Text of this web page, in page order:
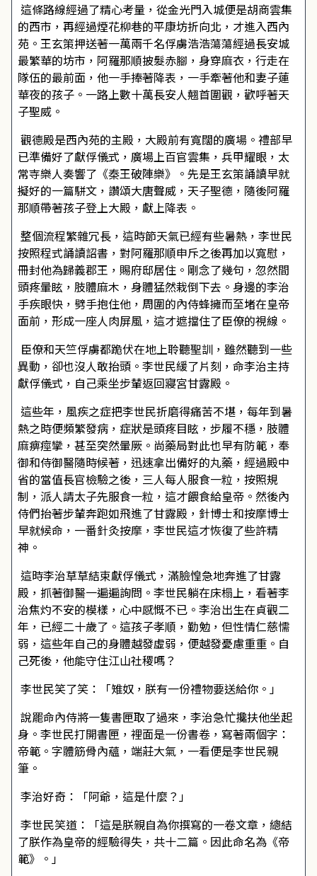
這條路線經過了精心考量，從金光門入城便是胡商雲集
的西市，再經過煙花柳巷的平康坊折向北，才進入西內
苑。王玄策押送著一萬兩千名俘虜浩浩蕩蕩經過長安城
最繁華的坊市，阿羅那順披髮赤腳，身穿麻衣，行走在
隊伍的最前面，他一手捧著降表，一手牽著他和妻子蓮
華夜的孩子。一路上數十萬長安人翹首圍觀，歡呼著天
子聖威。
觀德殿是西內苑的主殿，大殿前有寬闊的廣場。禮部早
已準備好了獻俘儀式，廣場上百官雲集，兵甲耀眼，太
常寺樂人奏響了《秦王破陣樂》。先是王玄策誦讀早就
擬好的一篇駢文，讚頌大唐聲威，天子聖德，隨後阿羅
那順帶著孩子登上大殿，獻上降表。
整個流程繁雜冗長，這時節天氣已經有些暑熱，李世民
按照程式誦讀詔書，對阿羅那順申斥之後再加以寬慰，
冊封他為歸義郡王，賜府邸居住。剛念了幾句，忽然間
頭疼暈眩，肢體麻木，身體猛然栽倒下去。身邊的李治
手疾眼快，劈手抱住他，周圍的內侍蜂擁而至堵在皇帝
面前，形成一座人肉屏風，這才遮擋住了臣僚的視線。
臣僚和天竺俘虜都跪伏在地上聆聽聖訓，雖然聽到一些
異動，卻也沒人敢抬頭。李世民緩了片刻，命李治主持
獻俘儀式，自己乘坐步輦返回寢宮甘露殿。
這些年，風疾之症把李世民折磨得痛苦不堪，每年到暑
熱之時便頻繁發病，症狀是頭疼目眩，步履不穩，肢體
麻痹痙攣，甚至突然暈厥。尚藥局對此也早有防範，奉
御和侍御醫隨時候著，迅速拿出備好的丸藥，經過殿中
省的當值長官檢驗之後，三人每人服食一粒，按照規
制，派人請太子先服食一粒，這才餵食給皇帝。然後內
侍們抬著步輦奔跑如飛進了甘露殿，針博士和按摩博士
早就候命，一番針灸按摩，李世民這才恢復了些許精
神。
這時李治草草結束獻俘儀式，滿臉惶急地奔進了甘露
殿，抓著御醫一遍遍詢問。李世民躺在床榻上，看著李
治焦灼不安的模樣，心中感慨不已。李治出生在貞觀二
年，已經二十歲了。這孩子孝順，勤勉，但性情仁慈懦
弱，這些年自己的身體越發虛弱，便越發憂慮重重。自
己死後，他能守住江山社稷嗎？
李世民笑了笑：「雉奴，朕有一份禮物要送給你。」
說罷命內侍將一隻書匣取了過來，李治急忙攙扶他坐起
身。李世民打開書匣，裡面是一份書卷，寫著兩個字：
帝範。字體筋骨內蘊，端莊大氣，一看便是李世民親
筆。
李治好奇：「阿爺，這是什麼？」
李世民笑道：「這是朕親自為你撰寫的一卷文章，總結
了朕作為皇帝的經驗得失，共十二篇。因此命名為《帝
範》。」